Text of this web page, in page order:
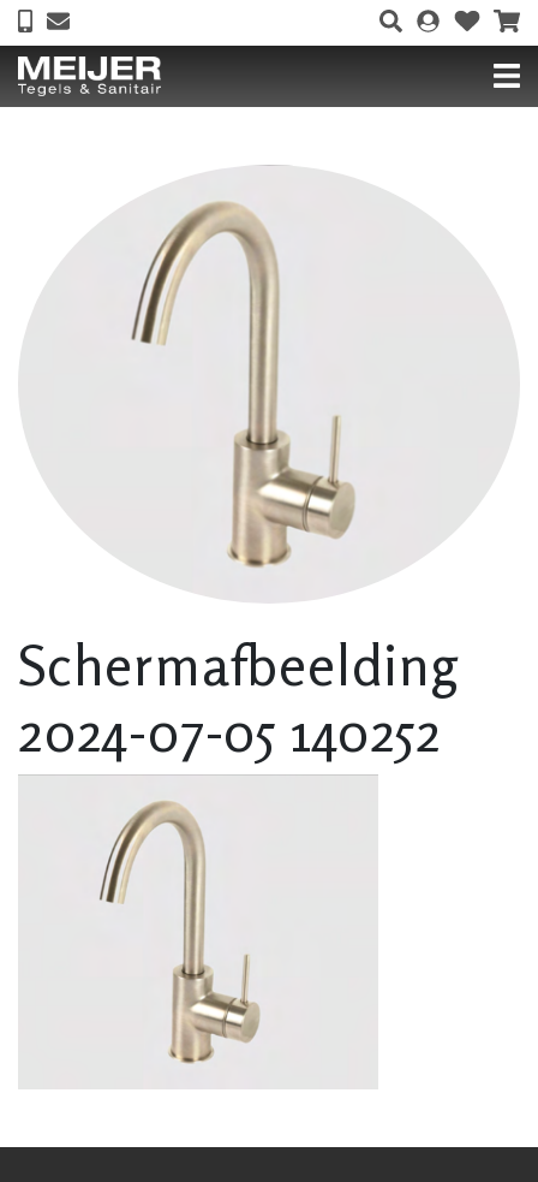
Schermafbeelding
2024-07-05 140252